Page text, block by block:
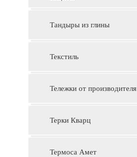
Тандыры из глины
Текстиль
Тележки от производителя
Терки Кварц
Термоса Амет